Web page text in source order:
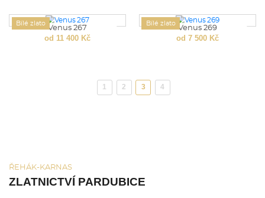
Venus 267
od 11 400 Kč
Bílé zlato
Venus 269
od 7 500 Kč
Bílé zlato
1 2 3(aktuální)
4
ŘEHÁK-KARNAS
ZLATNICTVÍ PARDUBICE